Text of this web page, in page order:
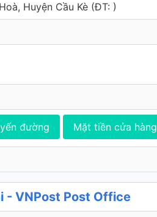
Huyện Cầu Kè (ÐT: )
đường Mặt tiền cửa hàng
- VNPost Post Office